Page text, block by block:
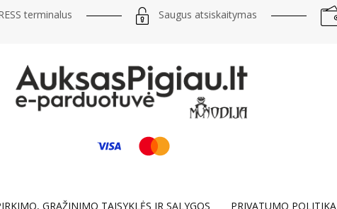
terminalus Saugus atsiskaitymas
GRĄŽINIMO TAISYKLĖS IR SĄLYGOS PRIVATUMO POLITIKA